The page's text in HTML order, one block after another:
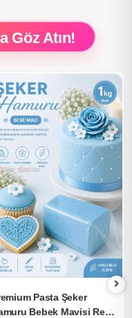
Göz Atın!
Pasta Şeker
Bebek Mavisi Renk